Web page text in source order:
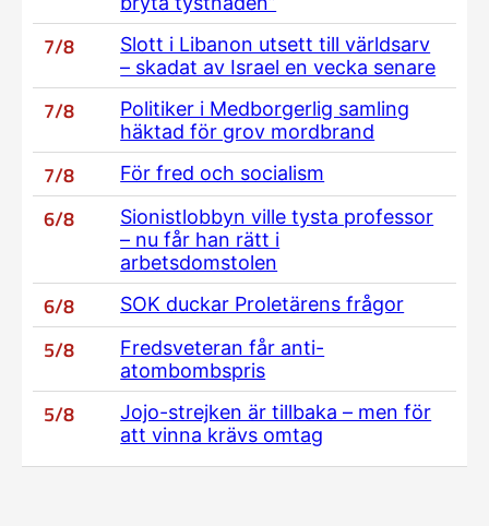
7/8
Slott i Libanon utsett till världsarv
– skadat av Israel en vecka senare
7/8
Politiker i Medborgerlig samling
häktad för grov mordbrand
7/8 För fred och socialism
6/8
Sionistlobbyn ville tysta professor
– nu får han rätt i
arbetsdomstolen
6/8 SOK duckar Proletärens frågor
5/8
Fredsveteran får anti-
atombombspris
5/8
Jojo-strejken är tillbaka – men för
att vinna krävs omtag